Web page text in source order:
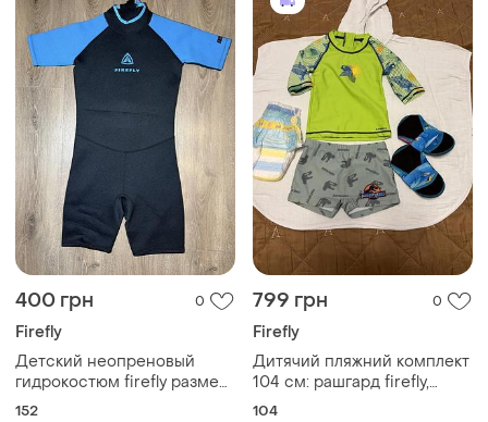
400 грн 0
Firefly
Детский неопреновый
гидрокостюм firefly размер
12а (рост 152 см)для
152
799 грн 0
Firefly
Дитячий пляжний комплект
104 см: рашгард firefly,
плавки, пончо decoza, капці
104